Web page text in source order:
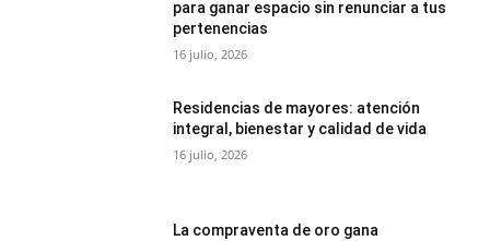
para ganar espacio sin renunciar a tus
pertenencias
16 julio, 2026
Residencias de mayores: atención
integral, bienestar y calidad de vida
16 julio, 2026
La compraventa de oro gana